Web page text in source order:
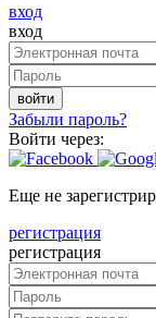
вход
вход
войти
Забыли пароль?
Войти через:
Еще не
регистрация
регистрация